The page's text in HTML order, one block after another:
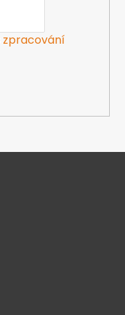
zpracování